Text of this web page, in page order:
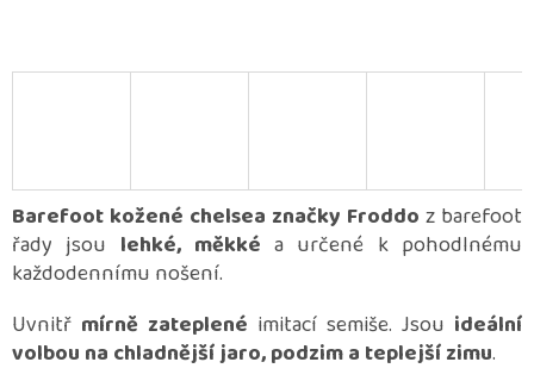
Barefoot kožené chelsea značky Froddo z barefoot
řady jsou lehké, měkké a určené k pohodlnému
každodennímu nošení.
Uvnitř mírně zateplené imitací semiše. Jsou ideální
volbou na chladnější jaro, podzim a teplejší zimu.